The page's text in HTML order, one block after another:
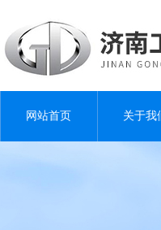
网站首页 关于我